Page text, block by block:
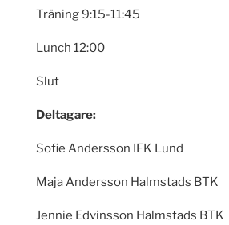
Träning 9:15-11:45
Lunch 12:00
Slut
Deltagare:
Sofie Andersson IFK Lund
Maja Andersson Halmstads BTK
Jennie Edvinsson Halmstads BTK